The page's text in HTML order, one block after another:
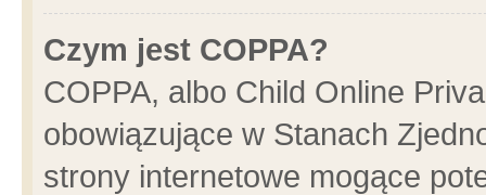
Czym jest COPPA?
COPPA, albo Child Online
obowiązujące w Stanach
strony internetowe mogące